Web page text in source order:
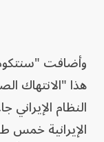
وأضافت
هذا "الانتهاك
النظام
الإيرانية خمس